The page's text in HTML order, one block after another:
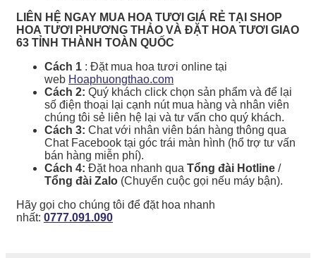
LIÊN HỆ NGAY MUA HOA TƯƠI GIÁ RẺ TẠI SHOP
HOA TƯƠI PHƯƠNG THẢO VÀ ĐẶT HOA TƯƠI GIAO
63 TỈNH THÀNH TOÀN QUỐC
Cách 1 : Đặt mua hoa tươi online tại
web Hoaphuongthao.com
Cách 2: Quý khách click chọn sản phẩm và để lại
số điện thoại lại cạnh nút mua hàng và nhân viên
chúng tôi sẻ liên hệ lại và tư vấn cho quý khách.
Cách 3: Chat với nhân viên bán hàng thông qua
Chat Facebook tại góc trái màn hình (hổ trợ tư vấn
bán hàng miễn phí).
Cách 4: Đặt hoa nhanh qua Tổng đài Hotline /
Tổng đài Zalo (Chuyển cuộc gọi nếu máy bận).
Hãy gọi cho chúng tôi để đặt hoa nhanh
nhất: 0777.091.090